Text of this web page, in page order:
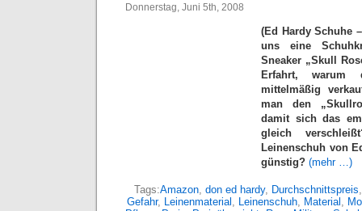
Donnerstag, Juni 5th, 2008
(Ed Hardy Schuhe
uns eine
Sneaker „Skull
Erfahrt,
mittelmäßig
man den
damit sich das
gleich
Leinenschuh von
günstig? (mehr …)
Tags:Amazon, don ed hardy, Durchschnittspreis
Gefahr, Leinenmaterial , Leinenschuh, Material ,